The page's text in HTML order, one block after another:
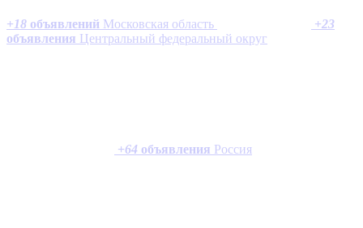
+18 объявлений Московская область +23
объявления Центральный федеральный округ
+64 объявления Россия